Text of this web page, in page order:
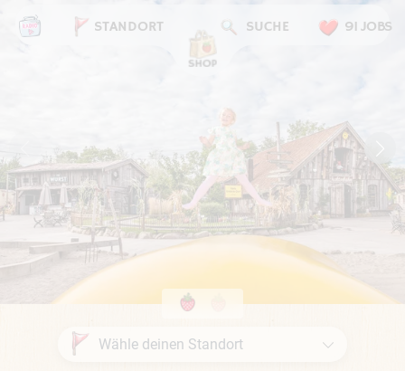
STANDORT SUCHE 91 JOBS